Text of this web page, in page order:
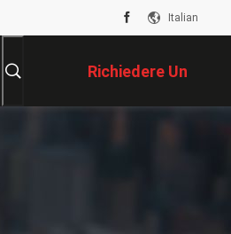
Italian
Richiedere Un
Preventivo